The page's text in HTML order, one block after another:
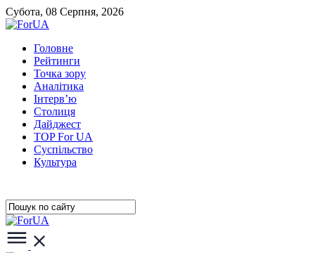
Субота, 08 Серпня, 2026
Головне
Рейтинги
Точка зору
Аналітика
Інтерв’ю
Столиця
Дайджест
TOP For UA
Суспiльство
Культура